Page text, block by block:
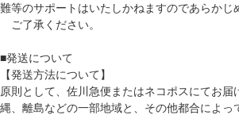
難等のサポートはいたしかねますのであらかじ
ご了承ください。
■発送について
【発送方法について】
原則として、佐川急便またはネコポスにてお届
縄、離島などの一部地域と、その他都合によっ